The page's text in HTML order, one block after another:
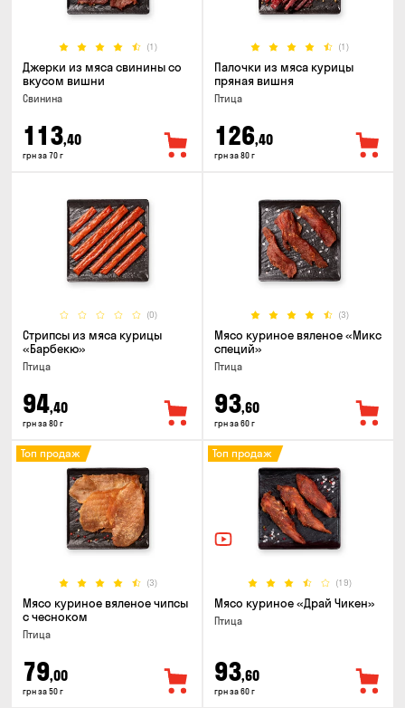
(1)
Джерки из мяса свинины со
вкусом вишни
Свинина
113,40
грн за 70 г
(1)
Палочки из мяса курицы
пряная вишня
Птица
126,40
грн за 80 г
(0)
Стрипсы из мяса курицы
«Барбекю»
Птица
94,40
грн за 80 г
(3)
Мясо куриное вяленое «Микс
специй»
Птица
93,60
грн за 60 г
(3)
Топ продаж
Мясо куриное вяленое чипсы
с чесноком
Птица
79,00
грн за 50 г
(19)
Топ продаж
Мясо куриное «Драй Чикен»
Птица
93,60
грн за 60 г